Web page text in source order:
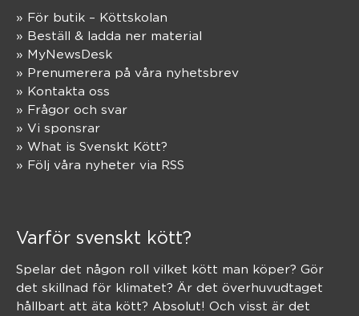
» För butik – Köttskolan
» Beställ & ladda ner material
» MyNewsDesk
» Prenumerera på våra nyhetsbrev
» Kontakta oss
» Frågor och svar
» Vi sponsrar
» What is Svenskt Kött?
» Följ våra nyheter via RSS
Varför svenskt kött?
Spelar det någon roll vilket kött man köper? Gör
det skillnad för klimatet? Är det överhuvudtaget
hållbart att äta kött? Absolut! Och visst är det